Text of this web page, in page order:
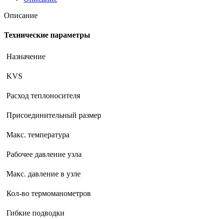
Описание
Технические параметры
Назначение
KVS
Расход теплоносителя
Присоединительный размер
Макс. температура
Рабочее давление узла
Макс. давление в узле
Кол-во термоманометров
Гибкие подводки